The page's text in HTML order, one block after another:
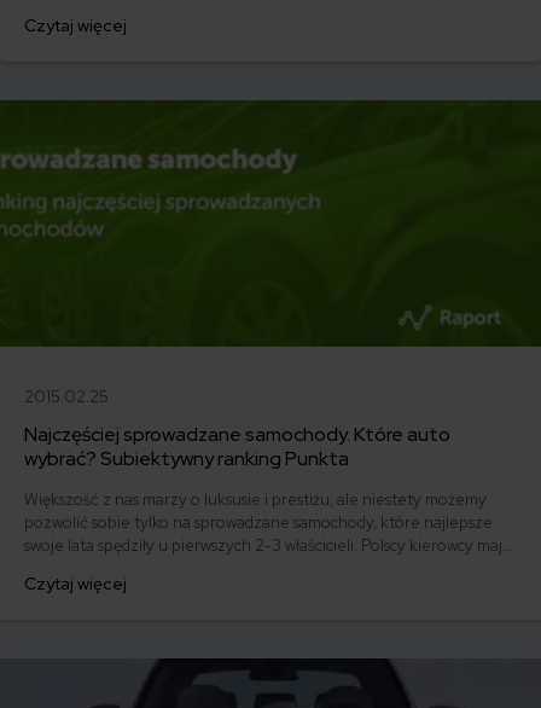
kluczowym wadom i zaletom, a także cenie zakupu oraz
Czytaj więcej
2015.02.25
Najczęściej sprowadzane samochody. Które auto
wybrać? Subiektywny ranking Punkta
Większość z nas marzy o luksusie i prestiżu, ale niestety możemy
pozwolić sobie tylko na sprowadzane samochody, które najlepsze
swoje lata spędziły u pierwszych 2-3 właścicieli. Polscy kierowcy mają
Zachodzie, tyle że kupują auta używane. Sprawdź z nami najczęściej
Czytaj więcej